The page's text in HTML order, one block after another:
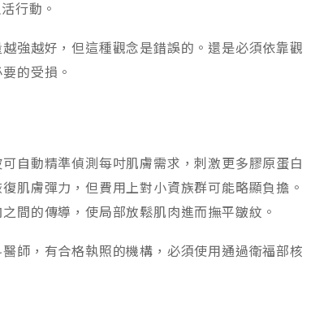
行動。
強越好，但這種觀念是錯誤的。還是必須依靠觀
的受損。
可自動精準偵測每吋肌膚需求，刺激更多膠原蛋白
肌膚彈力，但費用上對小資族群可能略顯負擔。
間的傳導，使局部放鬆肌肉進而撫平皺紋。
師，有合格執照的機構，必須使用通過衛福部核